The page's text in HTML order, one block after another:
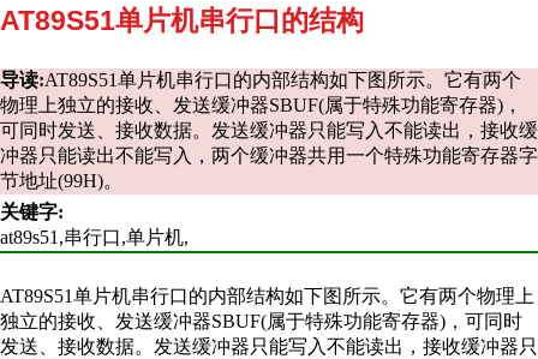
AT89S51单片机串行口的结构
导读:AT89S51单片机串行口的内部结构如下图所示。它有两个
物理上独立的接收、发送缓冲器SBUF(属于特殊功能寄存器)，
可同时发送、接收数据。发送缓冲器只能写入不能读出，接收缓
冲器只能读出不能写入，两个缓冲器共用一个特殊功能寄存器字
节地址(99H)。
关键字:
at89s51,串行口,单片机,
AT89S51单片机串行口的内部结构如下图所示。它有两个物理上
独立的接收、发送缓冲器SBUF(属于特殊功能寄存器)，可同时
发送、接收数据。发送缓冲器只能写入不能读出，接收缓冲器只